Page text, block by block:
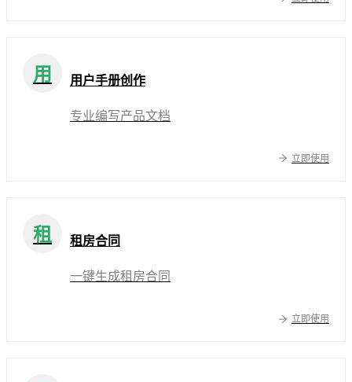
用 用户手册创作
专业编写产品文档
立即使用
租 租房合同
一键生成租房合同
立即使用